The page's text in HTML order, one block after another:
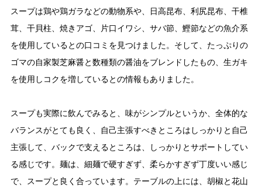
スープは鶏や鶏ガラなどの動物系や、日高昆布、利尻昆布、干椎
茸、干貝柱、焼きアゴ、片口イワシ、サバ節、鰹節などの魚介系
を使用しているとの口コミを見つけました。そして、たっぷりの
ゴマの自家製芝麻醤と数種類の醤油をブレンドしたもの、生ガキ
を使用しコクを増しているとの情報もありました。
スープも実際に飲んでみると、味がシンプルというか、全体的な
バランスがとても良く、自己主張すべきところはしっかりと自己
主張して、バックで支えるところは、しっかりとサポートしてい
る感じです。麺は、細麺で硬すぎず、柔らかすぎず丁度いい感じ
で、スープと良く合っています。テーブルの上には、胡椒と花山